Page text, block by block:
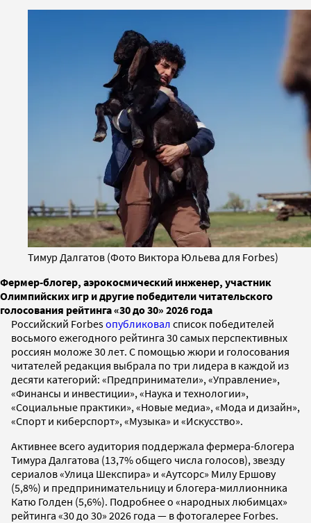
Тимур Далгатов (Фото Виктора Юльева для Forbes)
Фермер-блогер, аэрокосмический инженер, участник
Олимпийских игр и другие победители читательского
голосования рейтинга «30 до 30» 2026 года
Российский Forbesопубликовал список победителей
восьмого ежегодного рейтинга 30 самых перспективных
россиян моложе 30 лет. С помощью жюри и голосования
читателей редакция выбрала по три лидера в каждой из
десяти категорий: «Предприниматели», «Управление»,
«Финансы и инвестиции», «Наука и технологии»,
«Социальные практики», «Новые медиа», «Мода и дизайн»,
«Спорт и киберспорт», «Музыка» и «Искусство».
Активнее всего аудитория поддержала фермера-блогера
Тимура Далгатова (13,7% общего числа голосов), звезду
сериалов «Улица Шекспира» и «Аутсорс» Милу Ершову
(5,8%) и предпринимательницу и блогера-миллионника
Катю Голден (5,6%). Подробнее о «народных любимцах»
рейтинга «30 до 30» 2026 года — в фотогалерее Forbes.